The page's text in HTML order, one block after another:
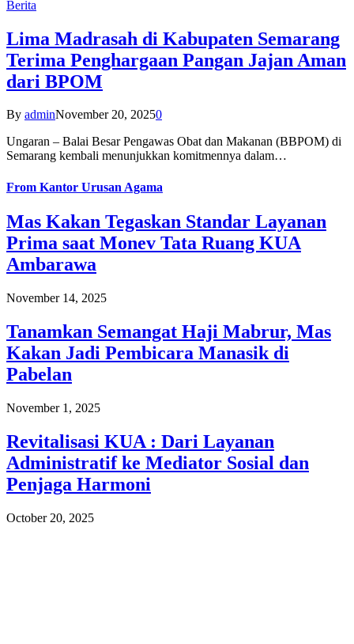
Berita
Lima Madrasah di Kabupaten Semarang
Terima Penghargaan Pangan Jajan Aman
dari BPOM
By adminNovember 20, 20250
Ungaran – Balai Besar Pengawas Obat dan Makanan (BBPOM) di
Semarang kembali menunjukkan komitmennya dalam…
From Kantor Urusan Agama
Mas Kakan Tegaskan Standar Layanan
Prima saat Monev Tata Ruang KUA
Ambarawa
November 14, 2025
Tanamkan Semangat Haji Mabrur, Mas
Kakan Jadi Pembicara Manasik di
Pabelan
November 1, 2025
Revitalisasi KUA : Dari Layanan
Administratif ke Mediator Sosial dan
Penjaga Harmoni
October 20, 2025